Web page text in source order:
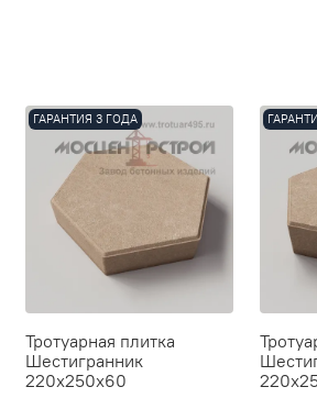
ГАРАНТИЯ 3 ГОДА
Тротуарная плитка
Шестигранник
220х250х60